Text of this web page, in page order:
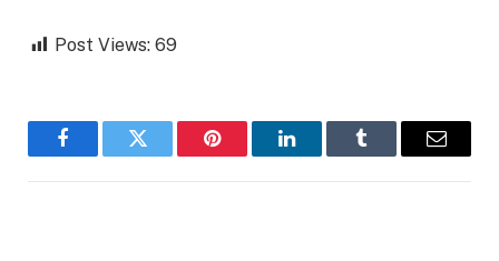
Post Views: 69
FacebookTwitter Pinterest LinkedInTumblr Email